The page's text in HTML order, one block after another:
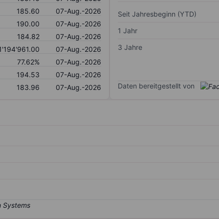
185.60
07-Aug.-2026
190.00
07-Aug.-2026
184.82
07-Aug.-2026
07-Aug.-2026
77.62%
07-Aug.-2026
194.53
07-Aug.-2026
183.96
07-Aug.-2026
Seit Jahresbeginn (YTD)
1 Jahr
3 Jahre
Daten bereitgestellt von